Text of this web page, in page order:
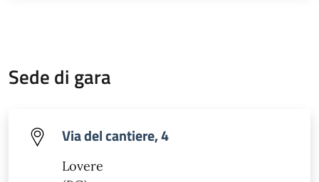
Sede di gara
Via del cantiere, 4
Lovere